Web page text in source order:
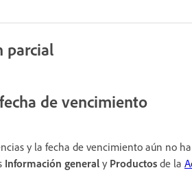
parcial
de vencimiento
y la fecha de vencimiento aún no
Información general y Productos de la